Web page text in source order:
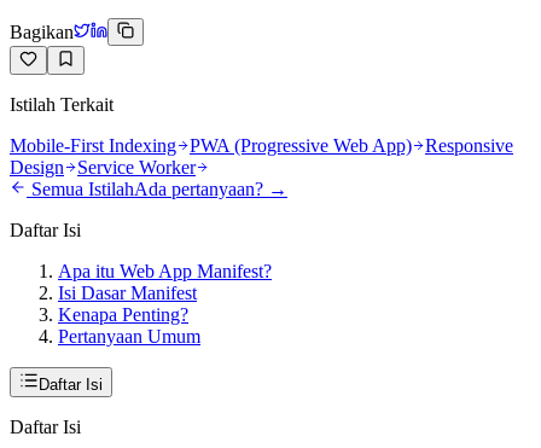
Bagikan
Istilah Terkait
Mobile-First Indexing
PWA (Progressive Web App)
Responsive
Design
Service Worker
Semua IstilahAda pertanyaan? →
Daftar Isi
Apa itu Web App Manifest?
Isi Dasar Manifest
Kenapa Penting?
Pertanyaan Umum
Daftar Isi
Daftar Isi